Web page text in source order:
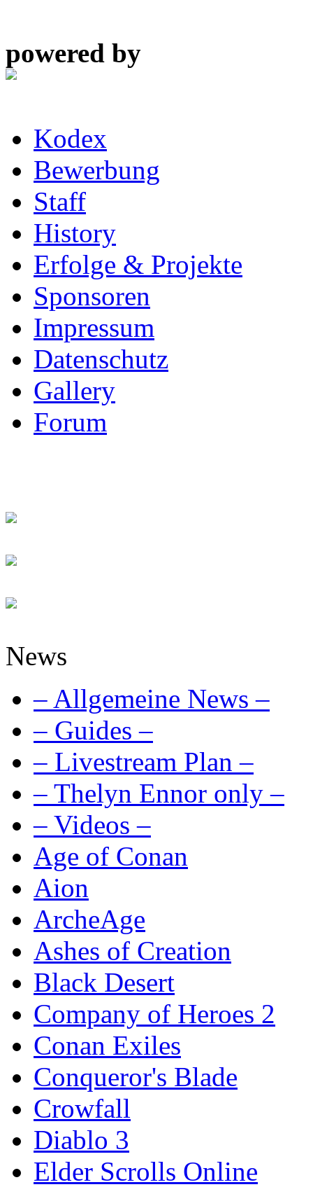
powered by
Kodex
Bewerbung
Staff
History
Erfolge & Projekte
Sponsoren
Impressum
Datenschutz
Gallery
Forum
News
– Allgemeine News –
– Guides –
– Livestream Plan –
– Thelyn Ennor only –
– Videos –
Age of Conan
Aion
ArcheAge
Ashes of Creation
Black Desert
Company of Heroes 2
Conan Exiles
Conqueror's Blade
Crowfall
Diablo 3
Elder Scrolls Online